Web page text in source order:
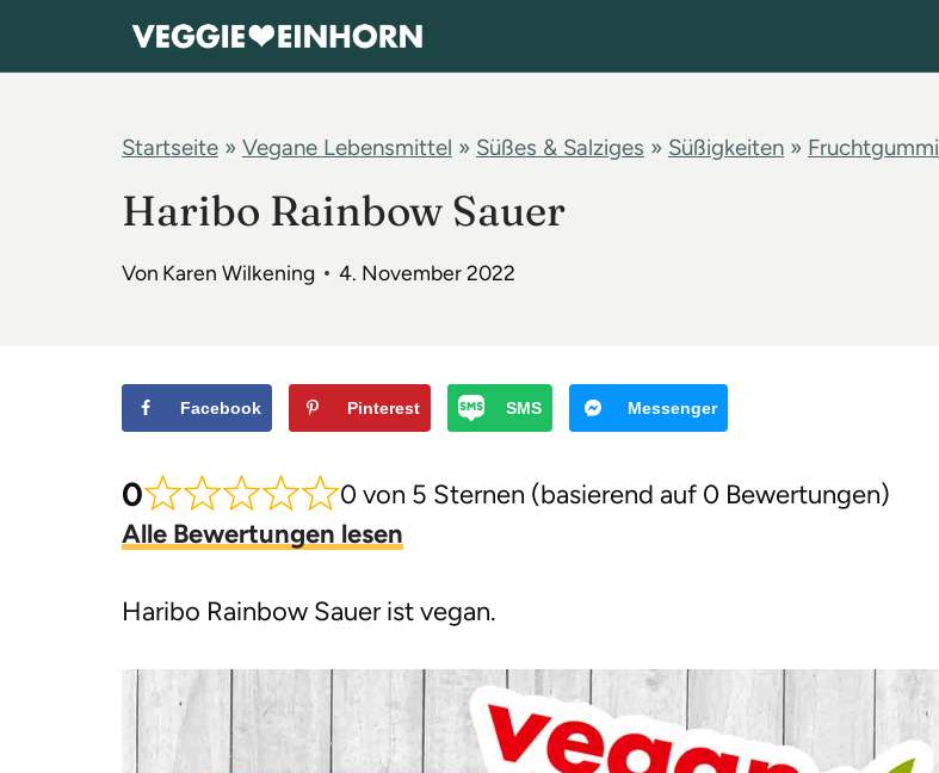
Startseite » Vegane Lebensmittel » Süßes & Salziges » Süßigkeiten » Fruchtgummi
Haribo Rainbow Sauer
Von Karen Wilkening 4. November 2022
Facebook Pinterest SMS Messenger
0
0 von 5 Sternen (basierend auf 0 Bewertungen)
Alle Bewertungen lesen
Haribo Rainbow Sauer ist vegan.